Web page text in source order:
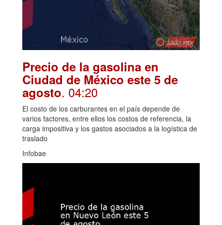
Precio de la gasolina en
Ciudad de México este 5 de
agosto. 04:20
El costo de los carburantes en el país depende de
varios factores, entre ellos los costos de referencia, la
carga impositiva y los gastos asociados a la logística de
traslado
Infobae